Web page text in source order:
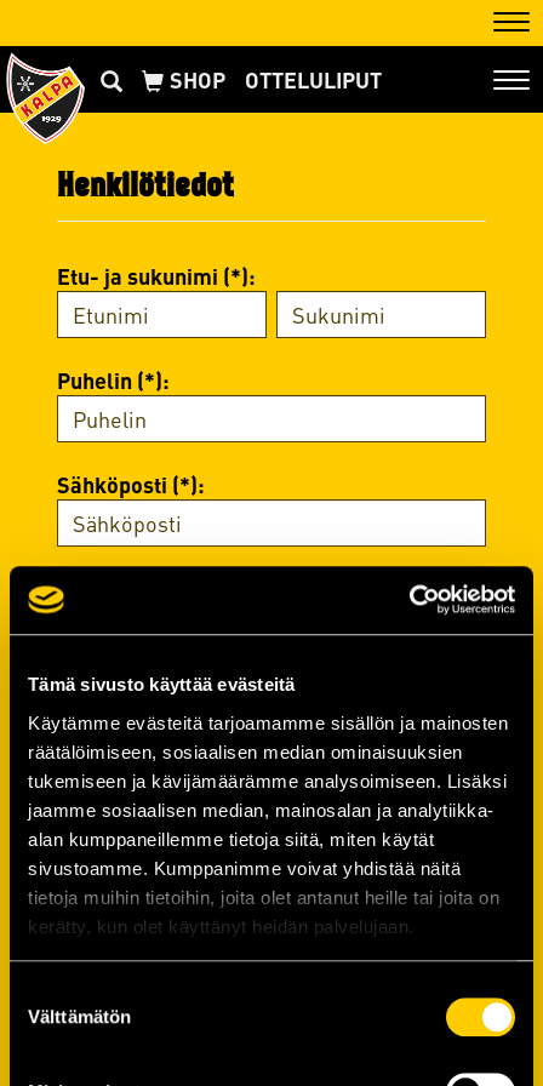
Tämä sivusto käyttää evästeitä
Käytämme evästeitä tarjoamamme sisällön ja mainosten
räätälöimiseen, sosiaalisen median ominaisuuksien
tukemiseen ja kävijämäärämme analysoimiseen. Lisäksi
jaamme sosiaalisen median, mainosalan ja analytiikka-
alan kumppaneillemme tietoja siitä, miten käytät
sivustoamme. Kumppanimme voivat yhdistää näitä
tietoja muihin tietoihin, joita olet antanut heille tai joita on
kerätty, kun olet käyttänyt heidän palvelujaan.
valinta
Välttämätön
OTTELULIPUT
Henkilötiedot
Etu- ja sukunimi (*):
Puhelin (*):
Sähköposti (*):
Salasana
Salasana (*):
Vahvista salasana (*):
Yhteystiedot
Katuosoite (*):